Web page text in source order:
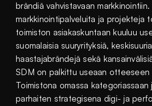
brändiä vahvistavaan
markkinointipalveluita ja projekteja
toimiston asiakaskuntaan kuuluu
suomalaisia suuryrityksiä, keskisuuria
haastajabrändejä sekä
SDM on palkittu useaan otteeseen
Toimistona omassa kategoriassaan
parhaiten strategisena digi- ja